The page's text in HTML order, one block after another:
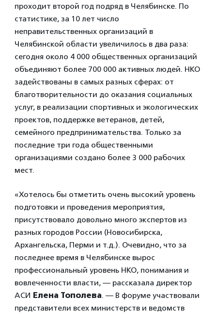
проходит второй год подряд в Челябинске. По
статистике, за 10 лет число
неправительственных организаций в
Челябинской области увеличилось в два раза:
сегодня около 4 000 общественных организаций
объединяют более 700 000 активных людей. НКО
задействованы в самых разных сферах: от
благотворительности до оказания социальных
услуг, в реализации спортивных и экологических
проектов, поддержке ветеранов, детей,
семейного предпринимательства. Только за
последние три года общественными
организациями создано более 3 000 рабочих
мест.
«Хотелось бы отметить очень высокий уровень
подготовки и проведения мероприятия,
присутствовало довольно много экспертов из
разных городов России (Новосибирска,
Архангельска, Перми и т.д.). Очевидно, что за
последнее время в Челябинске вырос
профессиональный уровень НКО, понимания и
вовлеченности власти, — рассказала директор
АСИ Елена Тополева. — В форуме участвовали
представители всех министерств и ведомств